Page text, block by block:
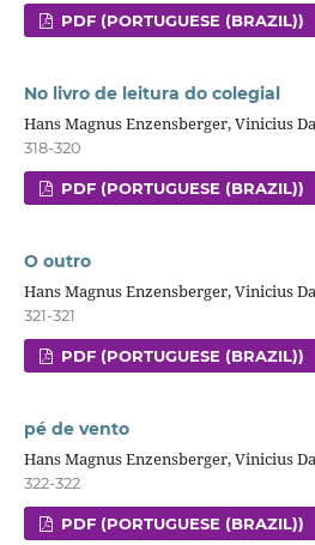
PDF (PORTUGUESE (BRAZIL))
No livro de leitura do colegial
Hans Magnus Enzensberger, Vinicius
318-320
PDF (PORTUGUESE (BRAZIL))
O outro
Hans Magnus Enzensberger, Vinicius
321-321
PDF (PORTUGUESE (BRAZIL))
pé de vento
Hans Magnus Enzensberger, Vinicius
322-322
PDF (PORTUGUESE (BRAZIL))